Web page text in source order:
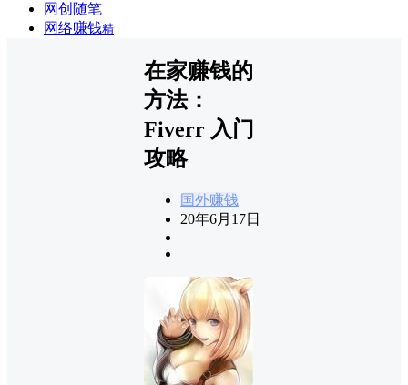
网创随笔
网络赚钱精
在家赚钱的
方法：
Fiverr 入门
攻略
国外赚钱
20年6月17日